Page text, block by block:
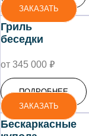
ЗАКАЗАТЬ
Гриль
беседки
от 345 000 ₽
ПОДРОБНЕЕ
ЗАКАЗАТЬ
Бескаркасные